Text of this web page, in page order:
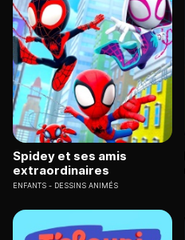
Spidey et ses amis
extraordinaires
ENFANTS DESSINS ANIMÉS